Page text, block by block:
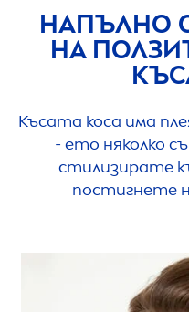
НАПЪЛНО
НА
Късата коса има
- ето няколко
стилизирате
постигнете